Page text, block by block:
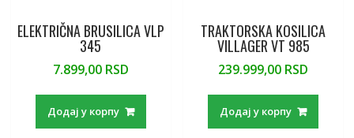
ELEKTRIČNA BRUSILICA VLP
345
7.899,00 RSD
Додај у корпу
TRAKTORSKA KOSILICA
VILLAGER VT 985
239.999,00 RSD
Додај у корпу